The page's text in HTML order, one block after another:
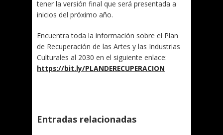
tener la versión final que será presentada a
inicios del próximo año.
Encuentra toda la información sobre el Plan
de Recuperación de las Artes y las Industrias
Culturales al 2030 en el siguiente enlace:
https://bit.ly/PLANDERECUPERACION
Entradas relacionadas